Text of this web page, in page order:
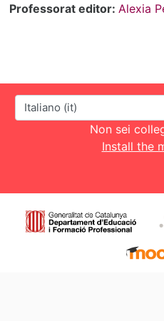
Professorat editor: Alexia
Lingua
Non sei
Install the